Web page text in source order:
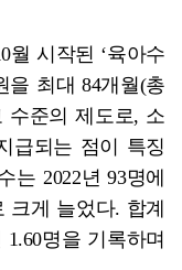
월 시작된 ‘육아수
을 최대 84개월(총
수준의 제도로, 소
급되는 점이 특징
는 2022년 93명에
크게 늘었다. 합계
1.60명을 기록하며